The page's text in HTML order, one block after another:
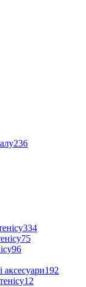
236
334
75
96
аксесуари192
12